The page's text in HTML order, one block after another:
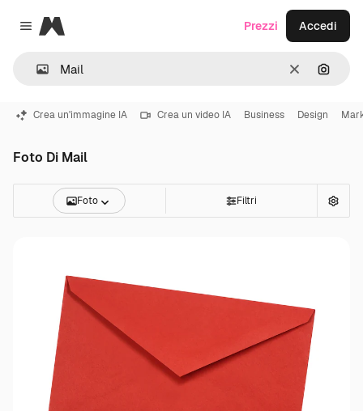
Close menu
Magnific
CancellaCerca
Prezzi Accedi
Crea un'immagine IA Crea un video IA Business Design
Foto Di Mail
Foto Filtri